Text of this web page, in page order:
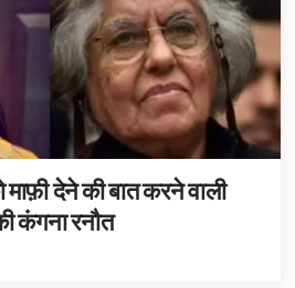
माफ़ी देने की बात करने वाली
कंगना रनौत